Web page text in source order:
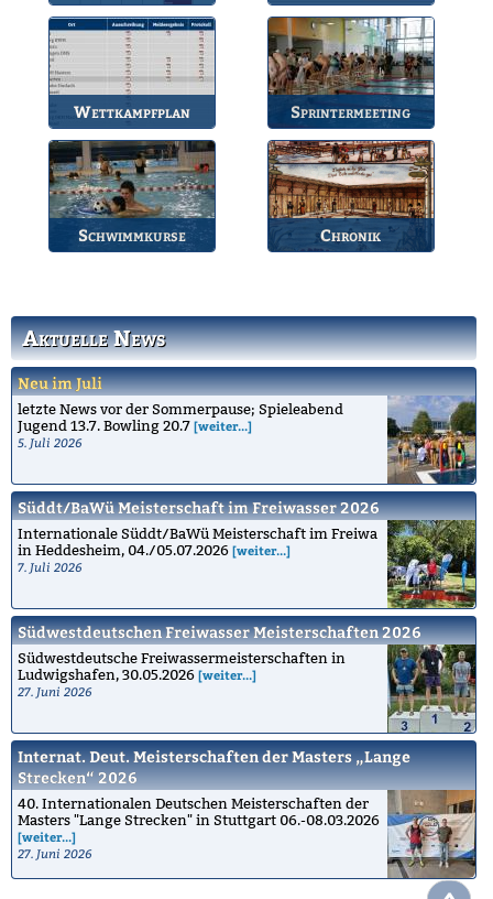
Aktuelle News
Neu im Juli
letzte News vor der Sommerpause; Spieleabend
Jugend 13.7. Bowling 20.7 [weiter...]
5. Juli 2026
Süddt/BaWü Meisterschaft im Freiwasser 2026
Internationale Süddt/BaWü Meisterschaft im Freiwa
in Heddesheim, 04./05.07.2026 [weiter...]
7. Juli 2026
Südwestdeutschen Freiwasser Meisterschaften 2026
Südwestdeutsche Freiwassermeisterschaften in
Ludwigshafen, 30.05.2026 [weiter...]
27. Juni 2026
Internat. Deut. Meisterschaften der Masters „Lange
Strecken“ 2026
40. Internationalen Deutschen Meisterschaften der
Masters "Lange Strecken" in Stuttgart 06.-08.03.2026
[weiter...]
27. Juni 2026
Die Termine des BSV.
Bahnbelegungen der
Gruppen.
Wettkampfplan
Übersicht der aktuellen
Wettkämpfe.
Sprintermeeting
Jährlicher Wettkampf
des BSV.
Schwimmkurse Chronik